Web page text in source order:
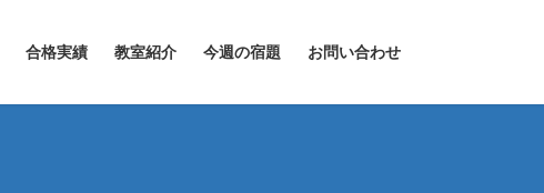
合格実績 教室紹介 今週の宿題 お問い合わせ